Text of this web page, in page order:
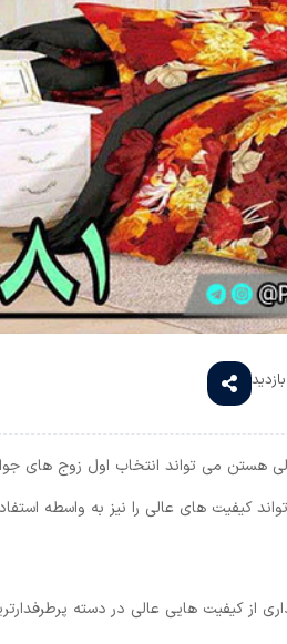
هستن می تواند انتخاب اول زوج های
کیفیت های عالی را نیز به واسطه
از کیفیت هایی عالی در دسته